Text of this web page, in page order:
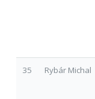
35 Rybár Michal